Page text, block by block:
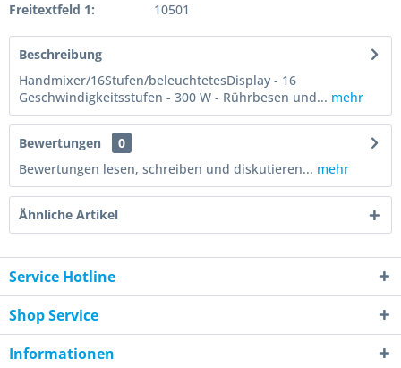
Freitextfeld 1:
10501
Beschreibung
Handmixer/16Stufen/beleuchtetesDisplay - 16
Geschwindigkeitsstufen - 300 W - Rührbesen und... mehr
Bewertungen
0
Bewertungen lesen, schreiben und diskutieren... mehr
Ähnliche Artikel
Service Hotline
Shop Service
Informationen